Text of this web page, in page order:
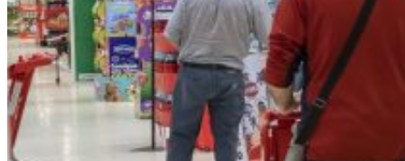
Fundació
A través de la nostra Fundació impulsem